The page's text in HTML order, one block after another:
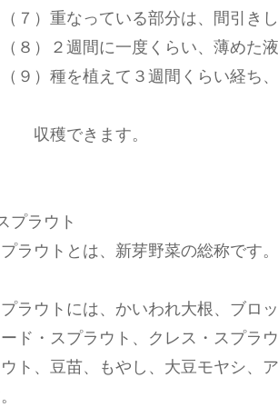
７）重なっている部分は、間引き
８）２週間に一度くらい、薄めた
９）種を植えて３週間くらい経ち
穫できます。
プラウト
ラウトとは、新芽野菜の総称です。
ラウトには、かいわれ大根、ブロ
ド・スプラウト、クレス・スプラ
ト、豆苗、もやし、大豆モヤシ、